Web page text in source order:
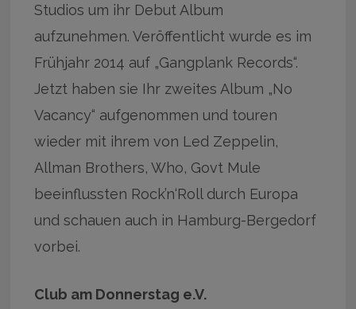
Studios um ihr Debut Album
aufzunehmen. Veröffentlicht wurde es im
Frühjahr 2014 auf „Gangplank Records“.
Jetzt haben sie Ihr zweites Album „No
Vacancy“ aufgenommen und touren
wieder mit ihrem von Led Zeppelin,
Allman Brothers, Who, Govt Mule
beeinflussten Rock’n‘Roll durch Europa
und schauen auch in Hamburg-Bergedorf
vorbei.
Club am Donnerstag e.V.